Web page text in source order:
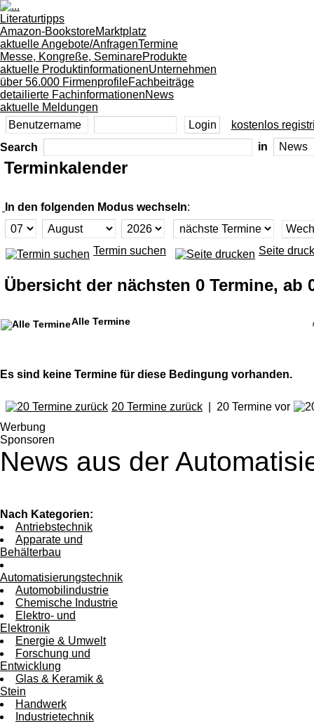
Literaturtipps
Amazon-BookstoreMarktplatz
aktuelle Angebote/AnfragenTermine
Messe, Kongreße, SeminareProdukte
aktuelle ProduktinformationenUnternehmen
über 56.000 FirmenprofileFachbeiträge
detailierte FachinformationenNews
aktuelle Meldungen
kostenlos
Search
in
Terminkalender
In den folgenden Modus wechseln:
Termin suchen Seite
Übersicht der nächsten 0 Termine, ab
Alle Termine
Es sind keine Termine für diese Bedingung vorhanden.
20 Termine zurück | 20 Termine vor
Werbung
Sponsoren
News aus der
Nach Kategorien:
Antriebstechnik
Apparate und
Behälterbau
Automatisierungstechnik
Automobilindustrie
Chemische Industrie
Elektro- und
Elektronik
Energie & Umwelt
Forschung und
Entwicklung
Glas & Keramik &
Stein
Handwerk
Industrietechnik